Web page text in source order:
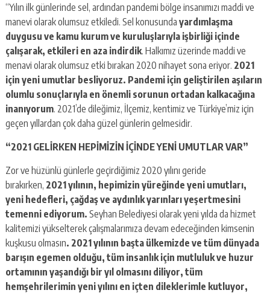
“Yılın ilk günlerinde sel, ardından pandemi bölge insanımızı maddi ve
manevi olarak olumsuz etkiledi. Sel konusunda yardımlaşma
duygusu ve kamu kurum ve kuruluşlarıyla işbirliği içinde
çalışarak, etkileri en aza indirdik. Halkımız üzerinde maddi ve
menavi olarak olumsuz etki bırakan 2020 nihayet sona eriyor. 2021
için yeni umutlar besliyoruz. Pandemi için geliştirilen aşıların
olumlu sonuçlarıyla en önemli sorunun ortadan kalkacağına
inanıyorum. 2021’de dileğimiz, İlçemiz, kentimiz ve Türkiye’miz için
geçen yıllardan çok daha güzel günlerin gelmesidir.
“2021 GELİRKEN HEPİMİZİN İÇİNDE YENİ UMUTLAR VAR”
Zor ve hüzünlü günlerle geçirdiğimiz 2020 yılını geride
bırakırken, 2021 yılının, hepimizin yüreğinde yeni umutları,
yeni hedefleri, çağdaş ve aydınlık yarınları yeşertmesini
temenni ediyorum. Seyhan Belediyesi olarak yeni yılda da hizmet
kalitemizi yükselterek çalışmalarımıza devam edeceğinden kimsenin
kuşkusu olmasın. 2021 yılının başta ülkemizde ve tüm dünyada
barışın egemen olduğu, tüm insanlık için mutluluk ve huzur
ortamının yaşandığı bir yıl olmasını diliyor, tüm
hemşehrilerimin yeni yılını en içten dileklerimle kutluyor,